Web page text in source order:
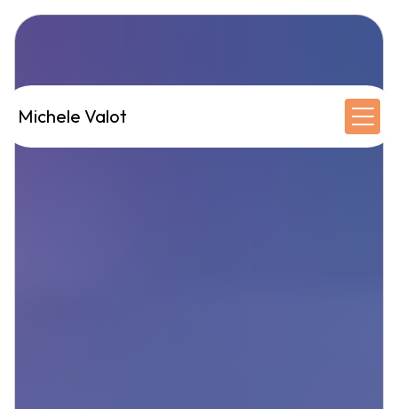
Michele Valot
Panneau de gestion des cookies